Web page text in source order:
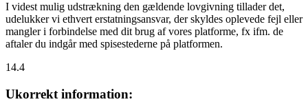
I videst mulig udstrækning den gældende lovgivning tillader det,
udelukker vi ethvert erstatningsansvar, der skyldes oplevede fejl eller
mangler i forbindelse med dit brug af vores platforme, fx ifm. de
aftaler du indgår med spisestederne på platformen.
14.4
Ukorrekt information: